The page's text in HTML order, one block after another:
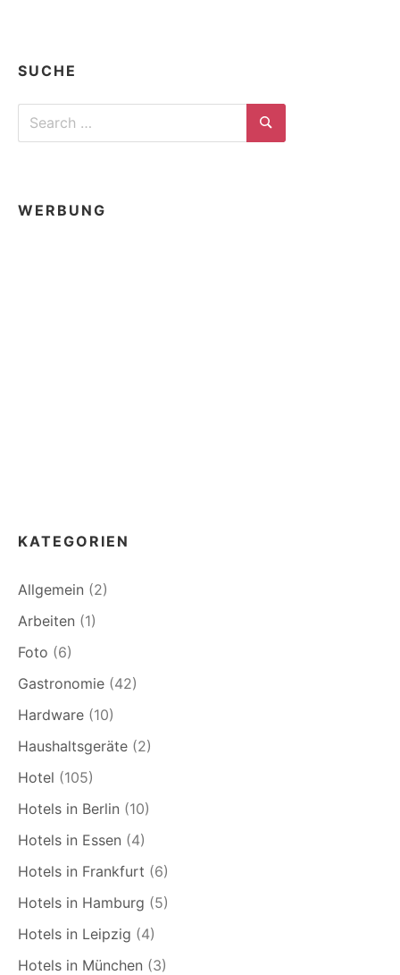
SUCHE
Search
Search
WERBUNG
KATEGORIEN
Allgemein (2)
Arbeiten (1)
Foto (6)
Gastronomie (42)
Hardware (10)
Haushaltsgeräte (2)
Hotel (105)
Hotels in Berlin (10)
Hotels in Essen (4)
Hotels in Frankfurt (6)
Hotels in Hamburg (5)
Hotels in Leipzig (4)
Hotels in München (3)